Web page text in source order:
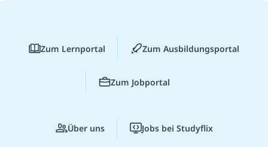
Zum Lernportal Zum Ausbildungsportal
Zum Jobportal
Über uns Jobs bei Studyflix